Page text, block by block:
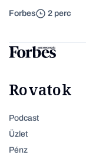
Forbes 2 perc
Rovatok
Podcast
Üzlet
Pénz